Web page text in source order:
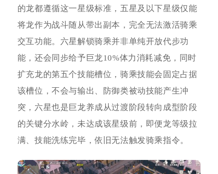
的龙都遵循这一星级标准，五星及以下星级仅能
将龙作为战斗随从带出副本，完全无法激活骑乘
交互功能。六星解锁骑乘并非单纯开放代步功
能，还会同步给予巨龙10%体力消耗减免，同时
扩充龙的第五个技能槽位，骑乘技能会固定占据
该槽位，不会与输出、防御类被动技能产生冲
突，六星也是巨龙养成从过渡阶段转向成型阶段
的关键分水岭，未达成该星级前，即便龙等级拉
满、技能洗练完毕，依旧无法触发骑乘指令。